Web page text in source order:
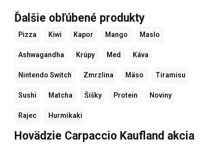
Ďalšie obľúbené produkty
Pizza Kiwi Kapor Mango Maslo
Ashwagandha Krúpy Med Káva
Nintendo Switch Zmrzlina Mäso Tiramisu
Sushi Matcha Šišky Protein Noviny
Rajec Hurmikaki
Hovädzie Carpaccio Kaufland akcia